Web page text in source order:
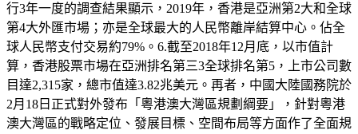
行3年一度的調查結果顯示，2019年，香港是亞洲第2大和全球
第4大外匯市場；亦是全球最大的人民幣離岸結算中心。佔全
球人民幣支付交易約79%。6.截至2018年12月底，以市值計
算，香港股票市場在亞洲排名第三3全球排名第5，上市公司數
目達2,315家，總市值達3.82兆美元。再者，中國大陸國務院於
2月18日正式對外發布「粵港澳大灣區規劃綱要」，針對粵港
澳大灣區的戰略定位、發展目標、空間布局等方面作了全面規